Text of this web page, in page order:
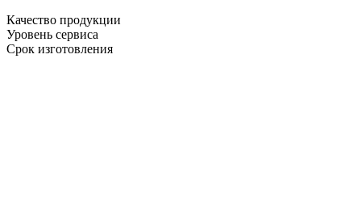
Качество продукции
Уровень сервиса
Срок изготовления